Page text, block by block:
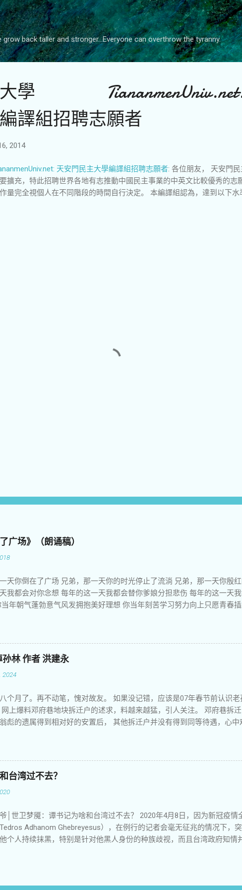
跳至主要内容
back taller and stronger...Everyone can overthrow the tyranny.
大學
譯組招聘志願者
2014
天安門民主大學編譯組招聘志願者: 各位朋友， 天安門
擴充，特此招聘世界各地有志推動中國民主事業的中英文比較優秀的志
量完全視個人在不同階段的時間自行決定。 本編譯組認為，達到以下
广场》（朗诵稿）
天你倒在了广场 兄弟，那一天你的时光停止了流淌 兄弟，那一天你殷
我都会对你念想 每年的这一天我都会替你爹娘分担悲伤 每年的这一天
年朝气蓬勃意气风发拥抱美好理想 你当年刻苦学习努力向上只愿青春
未竟的事业成了整个民族永久的梦想 你聚集广场绝食请愿希望感动上
于化妆成天使口蜜腹剑舞刀弄枪 机枪和坦克碾压了生命良知正义和人类
他们不让说话捂住我们的口腔 他们洗刷血迹毁灭罪证指鹿为马把知情者
伪造历史妄想把大屠杀的血案藏进天罗地网 兄弟，今天是敏感日我依旧
来看你了，你长眠大地睡得是否安详？ 你的身躯和大地融为一体年年岁
国化作一身日日月月诉说这一代人的英勇和悲壮 你的名字在夜晚闪耀在
代代的目光 作者：江南剑客，西元2018年06月03日于美国 纽约， 纪念
林 作者 洪建永
2024
个月了。再不动笔，愧对故友。 如果没记错，应该是07年春节前认识
上爆料邓府巷地块拆迁户的述求，料越来越猛，引人关注。 邓府巷拆
彪的遗属得到相对好的安置后， 其他拆迁户并没有得到同等待遇，心中
声，于是老孙就源源 不断在博讯上爆料，一时风头无二。记得那时博
。他们没想到， 老孙直接把现场视频挂上了网，这下子事情闹大了。我
非是想提醒他悠着点。那时候好像还没有微 信，我记得是发短信给他的
没想到 他很快回复，并且热情邀请我去他那里做客。我们离得并不远，
了一瓶苏酒。那时 候他的大排档还没关张，他让楼下抄了几个菜端上
老孙的待客之道，多年以后，我对此有了更加深刻 的认识。老孙那时
抽烟给我较深 印象。老孙那时抽“一品梅”，我打趣说这烟最好别抽，没
得出，老孙那时候的生活状态和水准还是相当可以的，难怪他有点 睥
台湾过不去？
│世卫梦魇：谭书记为啥和台湾过不去？ 2020年4月8日，因为新冠疫情
Adhanom Ghebreyesus），在例行的记者会毫无征兆的情况下，
个人持续抹黑，特别是针对他黑人身份的种族歧视，而且台湾政府知情
塞德，一场意想不到的撕逼大战就此展开。 一 点燃这场猝不及防的撕
（China Centric）进行防疫，传递错误信息导致疫情全球蔓延，并直接